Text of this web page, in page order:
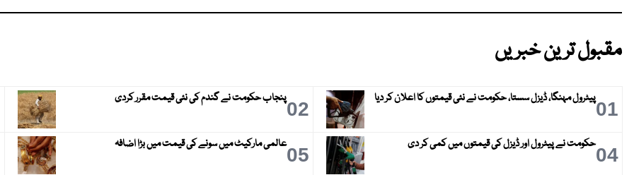
مقبول ترین خبریں
01پیٹرول مہنگا، ڈیزل سستا، حکومت نے نئی قیمتوں کا اعلان کر دیا 02پنجاب حکومت نے گندم کی نئی قیمت مقرر کردی
04حکومت نے پیٹرول اور ڈیزل کی قیمتوں میں کمی کر دی 05عالمی مارکیٹ میں سونے کی قیمت میں بڑا اضافہ